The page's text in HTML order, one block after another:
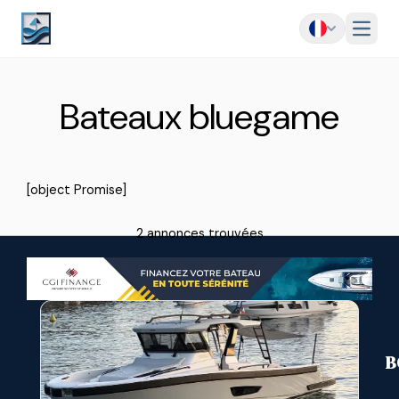
Menu
Bateaux bluegame
[object Promise]
2 annonces trouvées